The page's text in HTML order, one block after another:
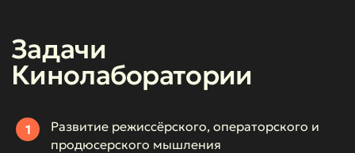
1
Развитие режиссёрского, операторского и
продюсерского мышления